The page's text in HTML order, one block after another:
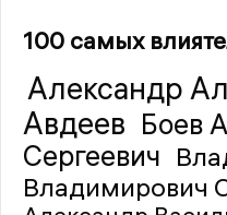
100 самых
Александр
Авдеев Боев
Сергеевич
Владимирович